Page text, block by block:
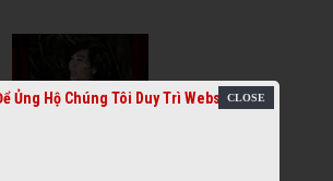
Ủng Hộ Chúng Tôi Duy Trì Website